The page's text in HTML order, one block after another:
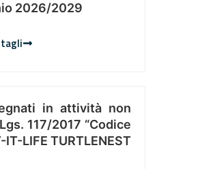
2026/2029
in attività non
117/2017 “Codice
LIFE TURTLENEST